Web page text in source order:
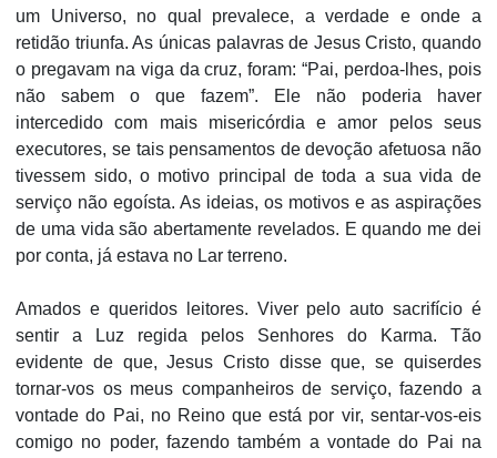
um Universo, no qual prevalece, a verdade e onde a
retidão triunfa. As únicas palavras de Jesus Cristo, quando
o pregavam na viga da cruz, foram: “Pai, perdoa-lhes, pois
não sabem o que fazem”. Ele não poderia haver
intercedido com mais misericórdia e amor pelos seus
executores, se tais pensamentos de devoção afetuosa não
tivessem sido, o motivo principal de toda a sua vida de
serviço não egoísta. As ideias, os motivos e as aspirações
de uma vida são abertamente revelados. E quando me dei
por conta, já estava no Lar terreno.
Amados e queridos leitores. Viver pelo auto sacrifício é
sentir a Luz regida pelos Senhores do Karma. Tão
evidente de que, Jesus Cristo disse que, se quiserdes
tornar-vos os meus companheiros de serviço, fazendo a
vontade do Pai, no Reino que está por vir, sentar-vos-eis
comigo no poder, fazendo também a vontade do Pai na